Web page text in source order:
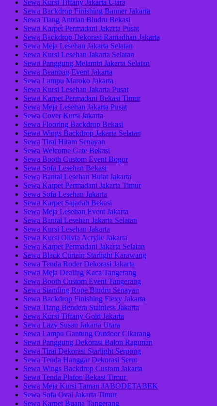
Sewa Kursi Tiffany Jakarta Utara
Sewa Backdrop Finishing Banner Jakarta
Sewa Tiang Antrian Bludru Bekasi
Sewa Karpet Permadani Jakarta Pusat
Sewa Backdrop Dekorasi Ramadhan Jakarta
Sewa Meja Lesehan Jakarta Selatan
Sewa Kursi Lesehan Jakarta Selatan
Sewa Panggung Melamin Jakarta Selatan
Sewa Beanbag Event Jakarta
Sewa Lampu Maroko Jakarta
Sewa Kursi Lesehan Jakarta Pusat
Sewa Karpet Permadani Bekasi Timur
Sewa Meja Lesehan Jakarta Pusat
Sewa Cover Kursi Jakarta
Sewa Flooring Backdrop Bekasi
Sewa Wings Backdrop Jakarta Selatan
Sewa Tirai Hitam Senayan
Sewa Welcome Gate Bekasi
Sewa Booth Custom Event Bogor
Sewa Sofa Lesehan Bekasi
Sewa Bantal Lesehan Bulat Jakarta
Sewa Karpet Permadani Jakarta Timur
Sewa Sofa Lesehan Jakarta
Sewa Karpet Sajadah Bekasi
Sewa Meja Lesehan Event Jakarta
Sewa Bantal Lesehan Jakarta Selatan
Sewa Kursi Lesehan Jakarta
Sewa Kursi Olivia Acrylic Jakarta
Sewa Karpet Permadani Jakarta Selatan
Sewa Black Curtain Starlight Karawang
Sewa Tenda Roder Dekorasi Jakarta
Sewa Meja Dealing Kaca Tangerang
Sewa Booth Custom Event Tangerang
Sewa Standing Rope Bludru Senayan
Sewa Backdrop Finishing Flexy Jakarta
Sewa Tiang Bendera Stainless Jakarta
Sewa Kursi Tiffany Gold Jakarta
Sewa Lazy Susan Jakarta Utara
Sewa Lampu Gantung Outdoor Cikarang
Sewa Panggung Dekorasi Balon Ragunan
Sewa Tirai Dekorasi Starlight Serpong
Sewa Tenda Hanggar Dekorasi Serut
Sewa Wings Backdrop Custom Jakarta
Sewa Tenda Plafon Bekasi Timur
Sewa Meja Kursi Taman JABODETABEK
Sewa Sofa Oval Jakarta Timur
Sewa Karpet Buana Tangerang